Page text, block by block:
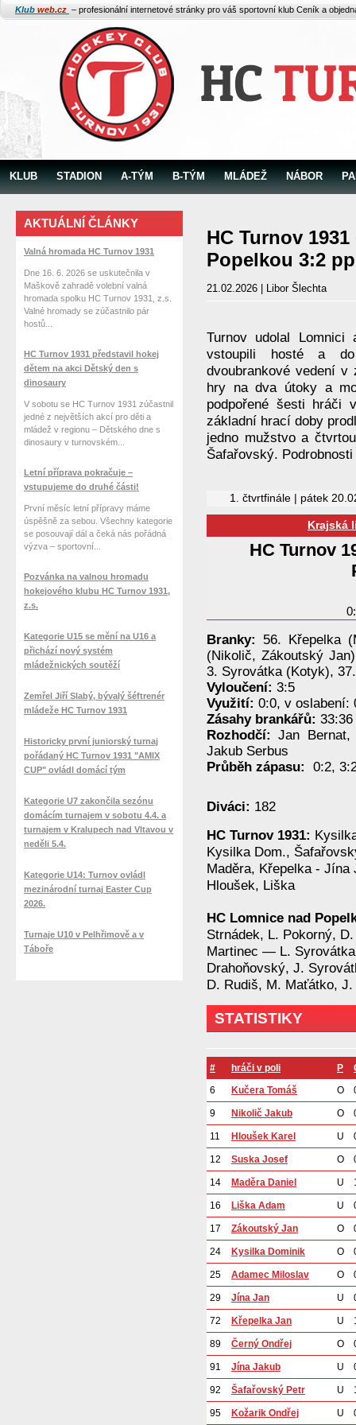
Klub web.cz – profesionální internetové stránky pro váš sportovní klub Ceník a
KLUB STADION A-TÝM B-TÝM MLÁDEŽ NÁBOR
HC Turnov
Popelkou 3:2 pp
21.02.2026 | Libor Šlechta
Turnov udolal
vstoupili hosté a
dvoubrankové vedení v
hry na dva útoky a
podpořené šesti hráči
základní hrací doby
jedno mužstvo a
Šafařovský.
1. čtvrtfinále | pátek
Krajská
HC Turnov
Branky: 56. Křepelka
(Nikolič, Zákoutský
3. Syrovátka (Kotyk),
Vyloučení: 3:5
Využití: 0:0, v oslabení:
Zásahy brankářů:
Rozhodčí:Jan
Jakub Serbus
Průběh zápasu:
0:2,
Diváci: 182
HC Turnov 1931:
Kysilka Dom.,
Maděra, Křepelka -
Hloušek, Liška
HC Lomnice nad
Strnádek, L. Pokorný,
Martinec — L.
Drahoňovský, J.
D. Rudiš, M. Maťátko,
STATISTIKY
# hráči v poli P
6
Kučera Tomáš O
9 Nikolič Jakub O
11 Hloušek Karel U
12 Suska Josef O
14 Maděra Daniel U
16 Liška Adam U
17 Zákoutský Jan O
24 Kysilka Dominik O
25 Adamec Miloslav O
29 Jína Jan U
72 Křepelka Jan U
89 Černý Ondřej O
91 Jína Jakub U
92 Šafařovský Petr U
95 Kožarik Ondřej U
AKTUÁLNÍ ČLÁNKY
Valná hromada HC Turnov 1931
Dne 16. 6. 2026 se uskutečnila v
Maškově zahradě volební valná
hromada spolku HC Turnov 1931, z.s.
Valné hromady se zúčastnilo pár
hostů...
HC Turnov 1931 představil hokej
dětem na akci Dětský den s
dinosaury
V sobotu se HC Turnov 1931 zúčastnil
jedné z největších akcí pro děti a
mládež v regionu – Dětského dne s
dinosaury v turnovském...
Letní příprava pokračuje –
vstupujeme do druhé části!
První měsíc letní přípravy máme
úspěšně za sebou. Všechny kategorie
se posouvají dál a čeká nás pořádná
výzva – sportovní...
Pozvánka na valnou hromadu
hokejového klubu HC Turnov 1931,
z.s.
Kategorie U15 se mění na U16 a
přichází nový systém
mládežnických soutěží
Zemřel Jiří Slabý, bývalý šéftrenér
mládeže HC Turnov 1931
Historicky první juniorský turnaj
pořádaný HC Turnov 1931 "AMIX
CUP" ovládl domácí tým
Kategorie U7 zakončila sezónu
domácím turnajem v sobotu 4.4. a
turnajem v Kralupech nad Vltavou v
neděli 5.4.
Kategorie U14: Turnov ovládl
mezinárodní turnaj Easter Cup
2026.
Turnaje U10 v Pelhřimově a v
Táboře